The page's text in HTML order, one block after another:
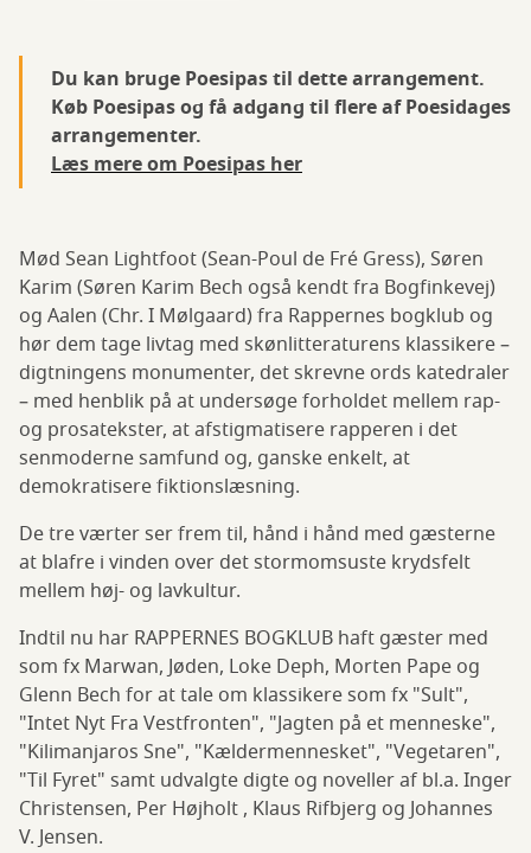
Du kan bruge Poesipas til dette arrangement.
Køb Poesipas og få adgang til flere af Poesidages
arrangementer.
Læs mere om Poesipas her
Mød Sean Lightfoot (Sean-Poul de Fré Gress), Søren
Karim (Søren Karim Bech også kendt fra Bogfinkevej)
og Aalen (Chr. I Mølgaard) fra Rappernes bogklub og
hør dem tage livtag med skønlitteraturens klassikere –
digtningens monumenter, det skrevne ords katedraler
– med henblik på at undersøge forholdet mellem rap-
og prosatekster, at afstigmatisere rapperen i det
senmoderne samfund og, ganske enkelt, at
demokratisere fiktionslæsning.
De tre værter ser frem til, hånd i hånd med gæsterne
at blafre i vinden over det stormomsuste krydsfelt
mellem høj- og lavkultur.
Indtil nu har RAPPERNES BOGKLUB haft gæster med
som fx Marwan, Jøden, Loke Deph, Morten Pape og
Glenn Bech for at tale om klassikere som fx "Sult",
"Intet Nyt Fra Vestfronten", "Jagten på et menneske",
"Kilimanjaros Sne", "Kældermennesket", "Vegetaren",
"Til Fyret" samt udvalgte digte og noveller af bl.a. Inger
Christensen, Per Højholt , Klaus Rifbjerg og Johannes
V. Jensen.